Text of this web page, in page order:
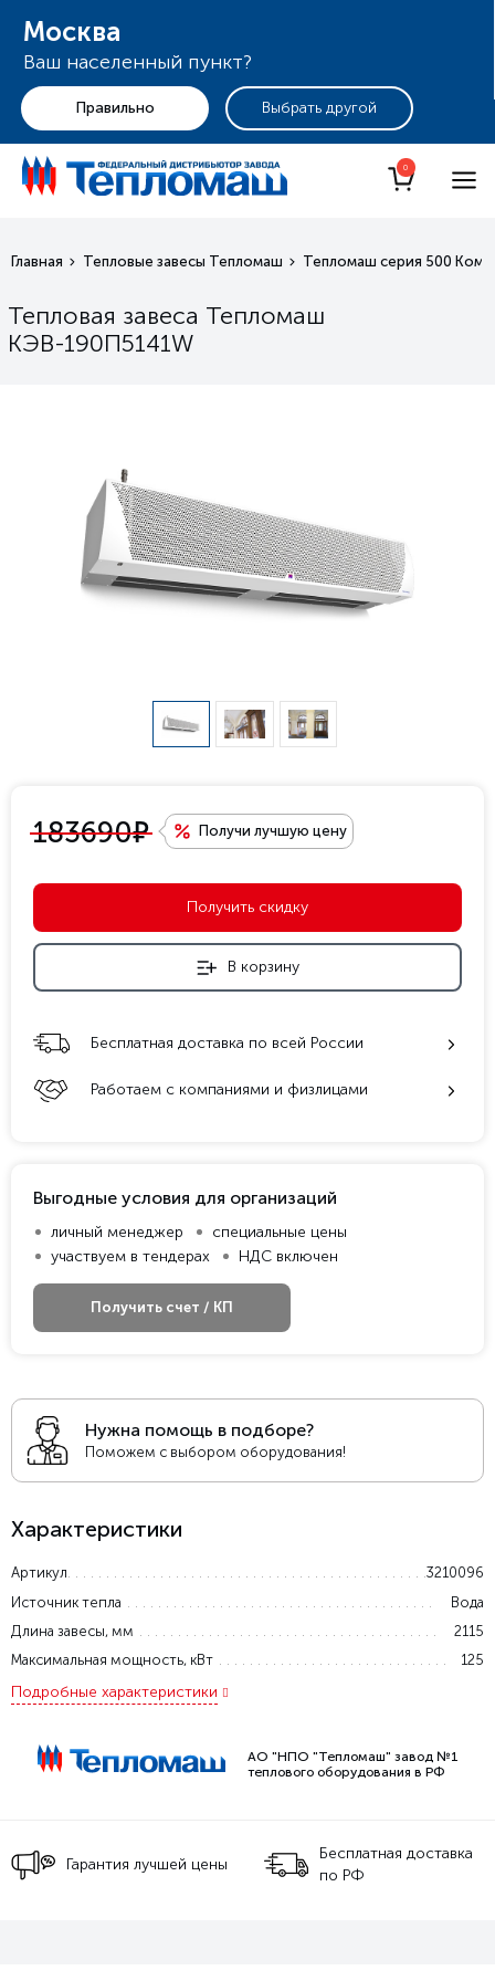
Москва
Ваш населенный пункт?
+7 (495) 255-19-29
0
Главная Тепловые завесы Тепломаш Тепломаш серия 500
Тепловая завеса Тепломаш
КЭВ-190П5141W
Нужна помощь в подборе?
Поможем с выбором оборудования!
Характеристики
Артикул
3210096
Источник тепла
Вода
Длина завесы, мм
2115
Максимальная мощность, кВт
125
Подробные характеристики
АО "НПО "Тепломаш" завод №1
теплового оборудования в РФ
183690е Получи лучшую цену
Получить скидку
В корзину
Бесплатная доставка по всей России
Работаем с компаниями и физлицами
Выгодные условия для организаций
личный менеджер
специальные цены
участвуем в тендерах
НДС включен
Получить счет / КП
Гарантия лучшей цены
Бесплатная доставка
по РФ